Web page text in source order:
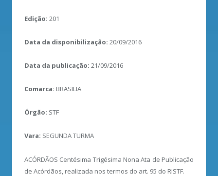
Edição: 201
Data da disponibilização: 20/09/2016
Data da publicação: 21/09/2016
Comarca: BRASILIA
Órgão: STF
Vara: SEGUNDA TURMA
ACÓRDÃOS Centésima Trigésima Nona Ata de Publicação
de Acórdãos, realizada nos termos do art. 95 do RISTF.